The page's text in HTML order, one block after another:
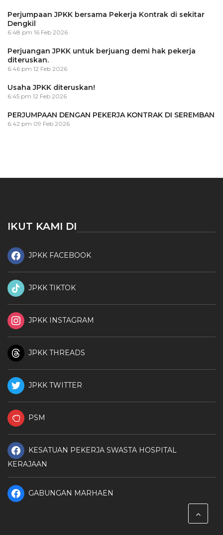
Perjumpaan JPKK bersama Pekerja Kontrak di sekitar
Dengkil
6:48 pm 16 Feb 2026
Perjuangan JPKK untuk berjuang demi hak pekerja
diteruskan.
6:46 pm 12 Feb 2026
Usaha JPKK diteruskan!
6:45 pm 12 Feb 2026
PERJUMPAAN DENGAN PEKERJA KONTRAK DI SEREMBAN
6:42 pm 09 Feb 2026
IKUT KAMI DI
JPKK FACEBOOK
JPKK TIKTOK
JPKK INSTAGRAM
JPKK THREADS
JPKK TWITTER
PSM
KESATUAN PEKERJA SWASTA HOSPITAL
KERAJAAN
GABUNGAN MARHAEN